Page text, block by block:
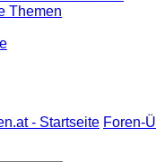
Themen
- Startseite Foren-